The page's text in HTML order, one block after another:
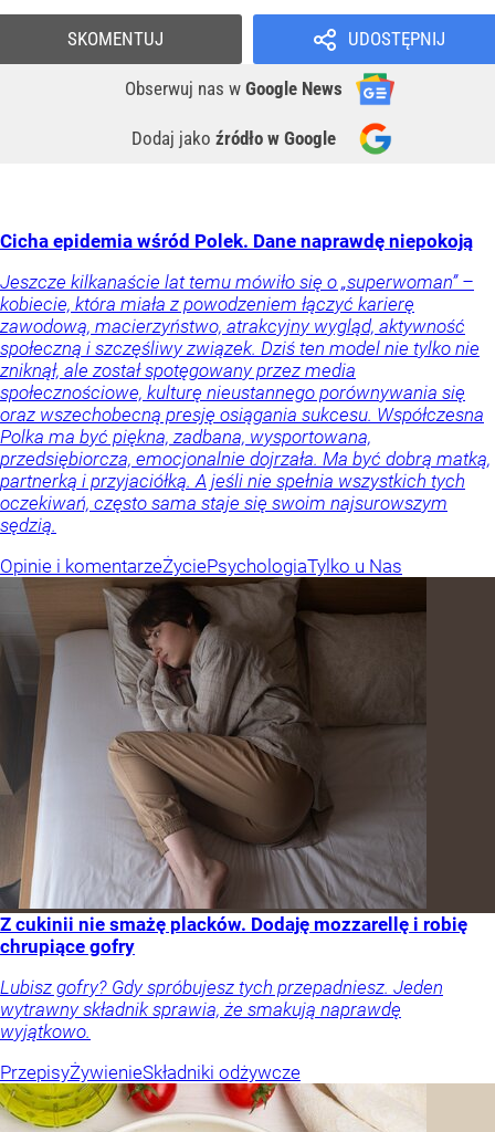
UDOSTĘPNIJ
Obserwuj nas w Google News
Dodaj jako źródło w Google
SKOMENTUJ
Cicha epidemia wśród Polek. Dane naprawdę niepokoją
Jeszcze kilkanaście lat temu mówiło się o „superwoman” –
kobiecie, która miała z powodzeniem łączyć karierę
zawodową, macierzyństwo, atrakcyjny wygląd, aktywność
społeczną i szczęśliwy związek. Dziś ten model nie tylko nie
zniknął, ale został spotęgowany przez media
społecznościowe, kulturę nieustannego porównywania się
oraz wszechobecną presję osiągania sukcesu. Współczesna
Polka ma być piękna, zadbana, wysportowana,
przedsiębiorcza, emocjonalnie dojrzała. Ma być dobrą matką,
partnerką i przyjaciółką. A jeśli nie spełnia wszystkich tych
oczekiwań, często sama staje się swoim najsurowszym
sędzią.
Opinie i komentarzeŻyciePsychologiaTylko u Nas
Z cukinii nie smażę placków. Dodaję mozzarellę i robię
chrupiące gofry
Lubisz gofry? Gdy spróbujesz tych przepadniesz. Jeden
wytrawny składnik sprawia, że smakują naprawdę
wyjątkowo.
PrzepisyŻywienieSkładniki odżywcze